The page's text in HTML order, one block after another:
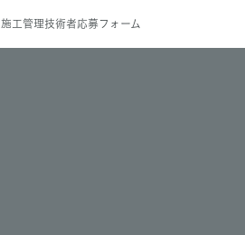
施工管理技術者応募フォーム​